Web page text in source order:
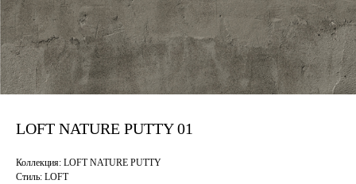
LOFT NATURE PUTTY 01
Коллекция: LOFT NATURE PUTTY
Стиль: LOFT